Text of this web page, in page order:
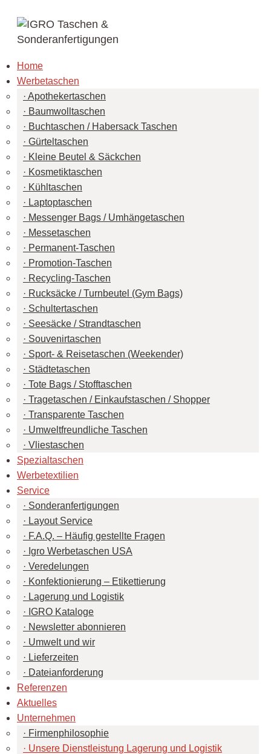
Home
Werbetaschen
Apothekertaschen
Baumwolltaschen
Buchtaschen / Habersack Taschen
Gürteltaschen
Kleine Beutel & Säckchen
Kosmetiktaschen
Kühltaschen
Laptoptaschen
Messenger Bags / Umhängetaschen
Messetaschen
Permanent-Taschen
Promotion-Taschen
Recycling-Taschen
Rucksäcke / Turnbeutel (Gym Bags)
Schultertaschen
Seesäcke / Strandtaschen
Souvenirtaschen
Sport- & Reisetaschen (Weekender)
Städtetaschen
Tote Bags / Stofftaschen
Tragetaschen / Einkaufstaschen / Shopper
Transparente Taschen
Umweltfreundliche Taschen
Vliestaschen
Spezialtaschen
Werbetextilien
Service
Sonderanfertigungen
Layout Service
F.A.Q. – Häufig gestellte Fragen
Igro Werbetaschen USA
Veredelungen
Konfektionierung – Etikettierung
Lagerung und Logistik
IGRO Kataloge
Newsletter abonnieren
Umwelt und wir
Lieferzeiten
Dateianforderung
Referenzen
Aktuelles
Unternehmen
Firmenphilosophie
Unsere Dienstleistung Lagerung und Logistik